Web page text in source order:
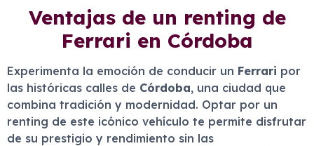
Ventajas de un renting de
Ferrari en Córdoba
Experimenta la emoción de conducir un Ferrari por
las históricas calles de Córdoba, una ciudad que
combina tradición y modernidad. Optar por un
renting de este icónico vehículo te permite disfrutar
de su prestigio y rendimiento sin las